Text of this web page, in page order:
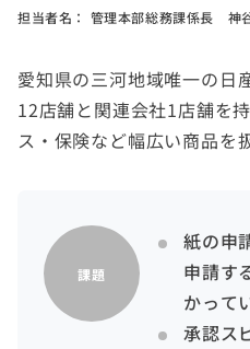
担当者名： 管理本部総務課係長 神
愛知県の三河地域唯一の日
12店舗と関連会社1店舗を
ス・保険など幅広い商品を
課題
紙の申
申請す
かって
承認ス